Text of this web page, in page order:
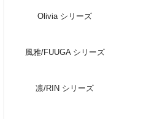
Olivia シリーズ
風雅/FUUGA シリーズ
凛/RIN シリーズ